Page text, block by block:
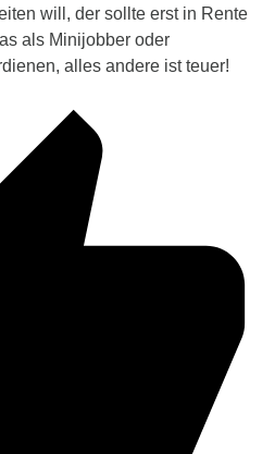
will, der sollte erst in Rente
als Minijobber oder
alles andere ist teuer!